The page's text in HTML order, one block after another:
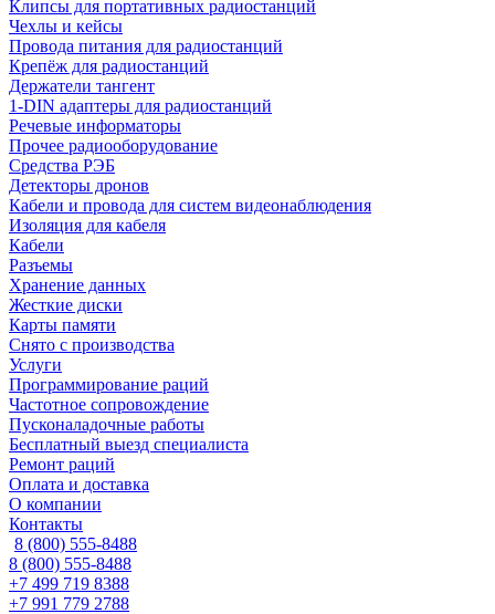
Клипсы для портативных радиостанций
Чехлы и кейсы
Провода питания для радиостанций
Крепёж для радиостанций
Держатели тангент
1-DIN адаптеры для радиостанций
Речевые информаторы
Прочее радиооборудование
Средства РЭБ
Детекторы дронов
Кабели и провода для систем видеонаблюдения
Изоляция для кабеля
Кабели
Разъемы
Хранение данных
Жесткие диски
Карты памяти
Снято с производства
Услуги
Программирование раций
Частотное сопровождение
Пусконаладочные работы
Бесплатный выезд специалиста
Ремонт раций
Оплата и доставка
О компании
Контакты
8 (800) 555-8488
8 (800) 555-8488
+7 499 719 8388
+7 991 779 2788